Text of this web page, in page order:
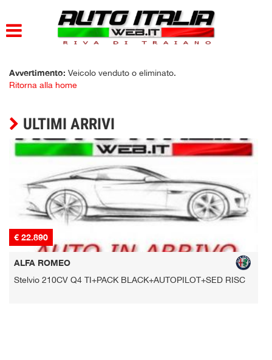
AZIENDA
DOVE SIAMO
SERVIZI
CONTATTI
ORARI
Avvertimento: Veicolo venduto o eliminato.
Ritorna alla home
ULTIMI ARRIVI
€ 22.890
ALFA ROMEO
Stelvio 210CV Q4 TI+PACK BLACK+AUTOPILOT+SED RISC